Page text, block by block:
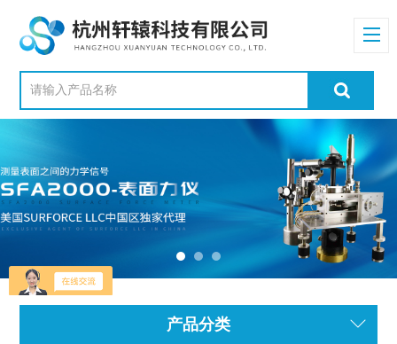
产品分类